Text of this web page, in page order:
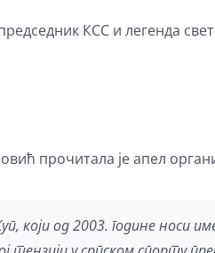
КСС и легенда
прочитала је апел
од 2003. године носи име